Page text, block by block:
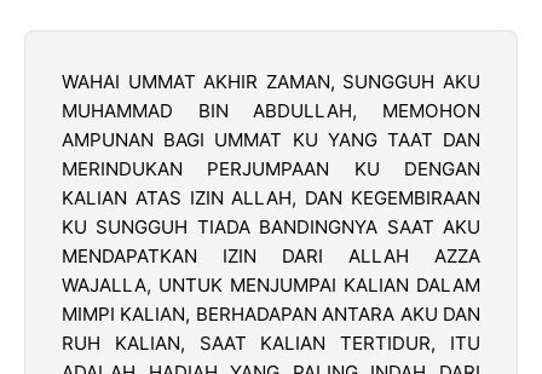
WAHAI UMMAT AKHIR ZAMAN, SUNGGUH AKU
MUHAMMAD BIN ABDULLAH, MEMOHON
AMPUNAN BAGI UMMAT KU YANG TAAT DAN
MERINDUKAN PERJUMPAAN KU DENGAN
KALIAN ATAS IZIN ALLAH, DAN KEGEMBIRAAN
KU SUNGGUH TIADA BANDINGNYA SAAT AKU
MENDAPATKAN IZIN DARI ALLAH AZZA
WAJALLA, UNTUK MENJUMPAI KALIAN DALAM
MIMPI KALIAN, BERHADAPAN ANTARA AKU DAN
RUH KALIAN, SAAT KALIAN TERTIDUR, ITU